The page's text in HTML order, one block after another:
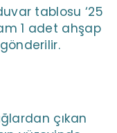
tablosu ‘25
1 adet ahşap
çıkan